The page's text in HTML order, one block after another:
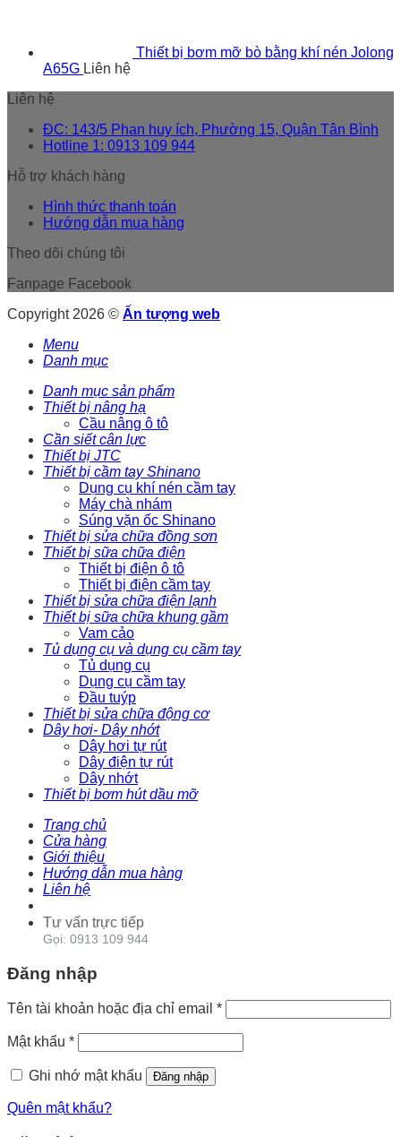
Thiết bị bơm mỡ bò bằng khí nén Jolong
A65G Liên hệ
Liên hệ
ĐC: 143/5 Phan huy ích, Phường 15, Quận Tân Bình
Hotline 1: 0913 109 944
Hỗ trợ khách hàng
Hình thức thanh toán
Hướng dẫn mua hàng
Theo dõi chúng tôi
Fanpage Facebook
Copyright 2026 © Ấn tượng web
Menu
Danh mục
Danh mục sản phẩm
Thiết bị nâng hạ
Cầu nâng ô tô
Cần siết cân lực
Thiết bị JTC
Thiết bị cầm tay Shinano
Dụng cụ khí nén cầm tay
Máy chà nhám
Súng vặn ốc Shinano
Thiết bị sửa chữa đồng sơn
Thiết bị sữa chữa điện
Thiết bị điện ô tô
Thiết bị điện cầm tay
Thiết bị sửa chữa điện lạnh
Thiết bị sữa chữa khung gầm
Vam cảo
Tủ dụng cụ và dụng cụ cầm tay
Tủ dụng cụ
Dụng cụ cầm tay
Đầu tuýp
Thiết bị sửa chữa động cơ
Dây hơi- Dây nhớt
Dây hơi tự rút
Dây điện tự rút
Dây nhớt
Thiết bị bơm hút dầu mỡ
Trang chủ
Cửa hàng
Giới thiệu
Hướng dẫn mua hàng
Liên hệ
Tư vấn trực tiếp
Gọi: 0913 109 944
Đăng nhập
Tên tài khoản hoặc địa chỉ email *
Mật khẩu *
Ghi nhớ mật khẩu Đăng nhập
Quên mật khẩu?